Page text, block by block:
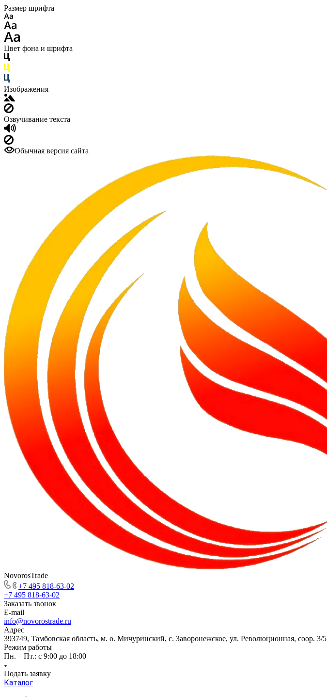
Размер шрифта
Цвет фона и шрифта
Изображения
Озвучивание текста
Обычная версия сайта
NovorosTrade
+7 495 818-63-02
+7 495 818-63-02
Заказать звонок
E-mail
info@novorostrade.ru
Адрес
393749, Тамбовская область, м. о. Мичуринский, с. Заворонежское, ул. Революционная, соор. 3/5
Режим работы
Пн. – Пт.: с 9:00 до 18:00
Подать заявку
Каталог